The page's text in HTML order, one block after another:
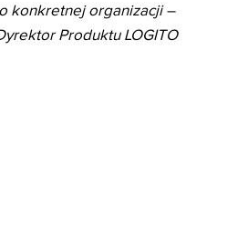
konkretnej organizacji –
Produktu LOGITO